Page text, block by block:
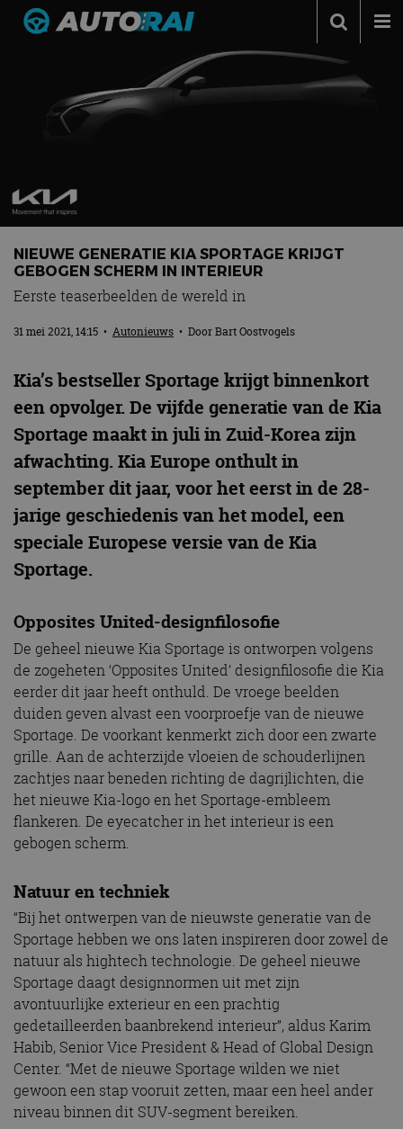
Podcast
Autotests
Adverteren
Contact
MotorRAI.nl
NIEUWE GENERATIE KIA SPORTAGE KRIJGT
GEBOGEN SCHERM IN INTERIEUR
Eerste teaserbeelden de wereld in
31 mei 2021, 14:15 • Autonieuws • DoorBart Oostvogels
Kia’s bestseller Sportage krijgt binnenkort
een opvolger. De vijfde generatie van de Kia
Sportage maakt in juli in Zuid-Korea zijn
afwachting. Kia Europe onthult in
september dit jaar, voor het eerst in de 28-
jarige geschiedenis van het model, een
speciale Europese versie van de Kia
Sportage.
Opposites United-designfilosofie
De geheel nieuwe Kia Sportage is ontworpen volgens
de zogeheten ‘Opposites United’ designfilosofie die Kia
eerder dit jaar heeft onthuld. De vroege beelden
duiden geven alvast een voorproefje van de nieuwe
Sportage. De voorkant kenmerkt zich door een zwarte
grille. Aan de achterzijde vloeien de schouderlijnen
zachtjes naar beneden richting de dagrijlichten, die
het nieuwe Kia-logo en het Sportage-embleem
flankeren. De eyecatcher in het interieur is een
gebogen scherm.
Natuur en techniek
“Bij het ontwerpen van de nieuwste generatie van de
Sportage hebben we ons laten inspireren door zowel de
natuur als hightech technologie. De geheel nieuwe
Sportage daagt designnormen uit met zijn
avontuurlijke exterieur en een prachtig
gedetailleerden baanbrekend interieur”, aldus Karim
Habib, Senior Vice President & Head of Global Design
Center. “Met de nieuwe Sportage wilden we niet
gewoon een stap vooruit zetten, maar een heel ander
niveau binnen dit SUV-segment bereiken.